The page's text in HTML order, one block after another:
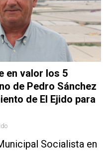
en valor los 5
de Pedro Sánchez
de El Ejido para
Socialista en